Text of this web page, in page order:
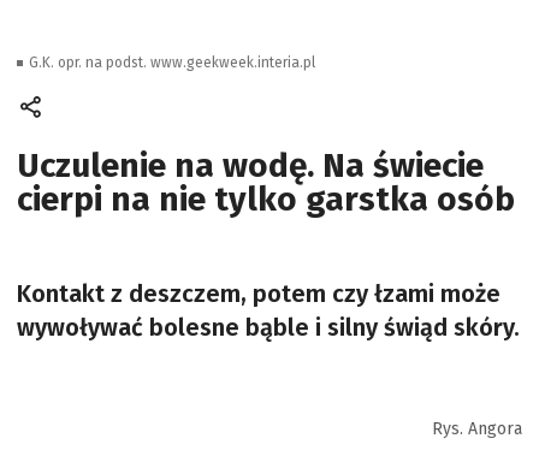
Uczulenie na wodę. Na świecie
cierpi na nie tylko garstka osób
Kontakt z deszczem, potem czy łzami może
wywoływać bolesne bąble i silny świąd skóry.
Rys. Angora
G.K. opr. na podst. www.geekweek.interia.pl